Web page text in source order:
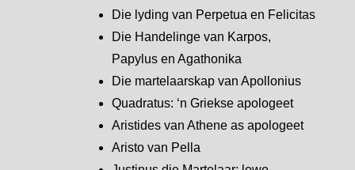
Die lyding van Perpetua en Felicitas
Die Handelinge van Karpos,
Papylus en Agathonika
Die martelaarskap van Apollonius
Quadratus: ‘n Griekse apologeet
Aristides van Athene as apologeet
Aristo van Pella